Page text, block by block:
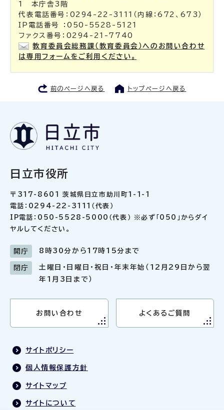
1 本庁舎3階
代表電話番号：0294-22-3111（内線：672、673）
IP電話番号 ：050-5528-5121
ファクス番号：0294-21-7740
教育委員会総務課（教育委員会）へのお問い合わせ
は専用フォームをご利用ください。
前のページへ戻る トップページへ戻る
日立市役所
〒317-8601 茨城県日立市助川町1-1-1
電話：0294-22-3111（代表）
IP電話：050-5528-5000（代表） ※必ず「050」からダイ
ヤルしてください。
開庁 8時30分から17時15分まで
閉庁
土曜日・日曜日・祝日・年末年始（12月29日から翌
年1月3日まで）
お問い合わせ よくあるご質問
サイトポリシー
個人情報保護方針
サイトマップ
サイトについて